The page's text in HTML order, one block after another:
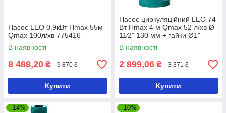
Насос LEO 0.9кВт Hmax 55м
Qmax 100л/хв 775416
В наявності
8 488,20 ₴ 9 870 ₴
Купити
Насос циркуляційний LEO 74
Вт Hmax 4 м Qmax 52 л/хв Ø
11⁄2" 130 мм + гайки Ø1"
774413
В наявності
2 899,06 ₴ 3 371 ₴
Купити
–14% –10%